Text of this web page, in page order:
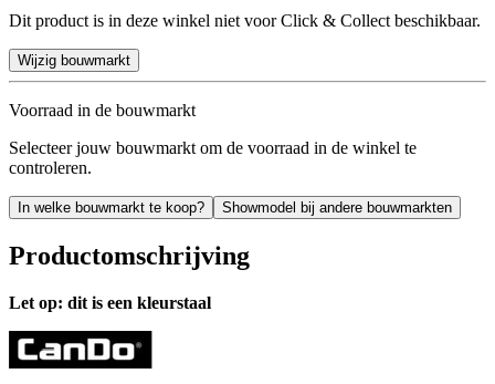
Dit product is in deze winkel niet voor Click & Collect beschikbaar.
Wijzig bouwmarkt
Voorraad in de bouwmarkt
Selecteer jouw bouwmarkt om de voorraad in de winkel te
controleren.
In welke bouwmarkt te koop? Showmodel bij andere bouwmarkten
Productomschrijving
Let op: dit is een kleurstaal